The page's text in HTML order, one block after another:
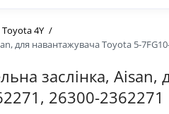
4Y
для навантажувача Toyota 5-
заслінка,
26300-2362271